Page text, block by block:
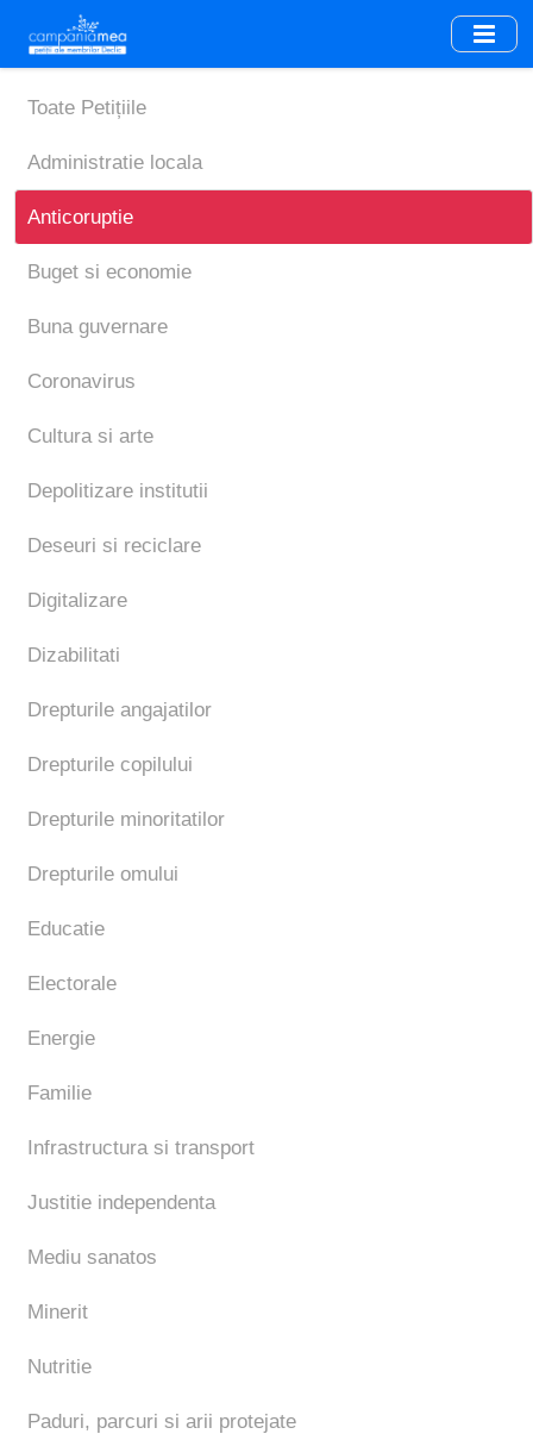
main
content
Toate Petițiile
Administratie locala
Anticoruptie
Buget si economie
Buna guvernare
Coronavirus
Cultura si arte
Depolitizare institutii
Deseuri si reciclare
Digitalizare
Dizabilitati
Drepturile angajatilor
Drepturile copilului
Drepturile minoritatilor
Drepturile omului
Educatie
Electorale
Energie
Familie
Infrastructura si transport
Justitie independenta
Mediu sanatos
Minerit
Nutritie
Paduri, parcuri si arii protejate